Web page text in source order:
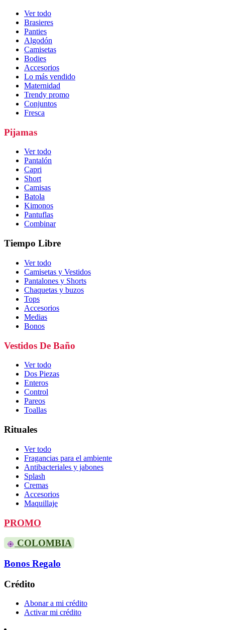
Ver todo
Brasieres
Panties
Algodón
Camisetas
Bodies
Accesorios
Lo más vendido
Maternidad
Trendy promo
Conjuntos
Fresca
Pijamas
Ver todo
Pantalón
Capri
Short
Camisas
Batola
Kimonos
Pantuflas
Combinar
Tiempo Libre
Ver todo
Camisetas y Vestidos
Pantalones y Shorts
Chaquetas y buzos
Tops
Accesorios
Medias
Bonos
Vestidos De Baño
Ver todo
Dos Piezas
Enteros
Control
Pareos
Toallas
Rituales
Ver todo
Fragancias para el ambiente
Antibacteriales y jabones
Splash
Cremas
Accesorios
Maquillaje
PROMO
COLOMBIA
Bonos Regalo
Crédito
Abonar a mi crédito
Activar mi crédito